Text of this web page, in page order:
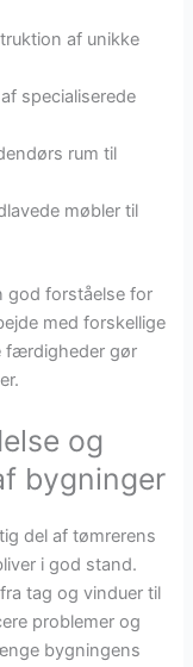
af unikke
specialiserede
rum til
møbler til
god forståelse for
med forskellige
færdigheder gør
og
bygninger
del af tømrerens
i god stand.
tag og vinduer til
problemer og
bygningens